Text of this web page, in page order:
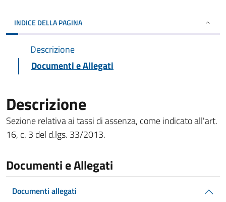
INDICE DELLA PAGINA
Descrizione
Documenti e Allegati
Descrizione
Sezione relativa ai tassi di assenza, come indicato all'art.
16, c. 3 del d.lgs. 33/2013.
Documenti e Allegati
Documenti allegati